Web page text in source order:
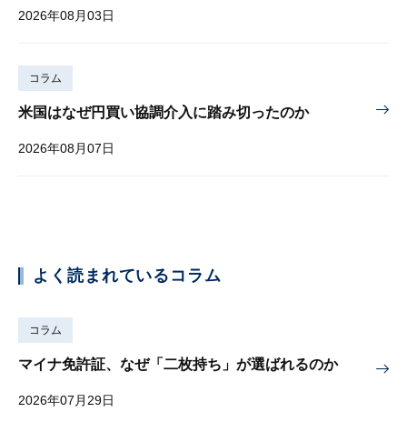
2026年08月03日
コラム
米国はなぜ円買い協調介入に踏み切ったのか
2026年08月07日
よく読まれているコラム
コラム
マイナ免許証、なぜ「二枚持ち」が選ばれるのか
2026年07月29日